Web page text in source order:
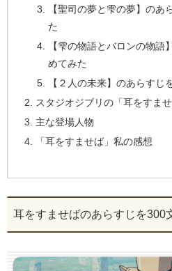
【聖司の夢と雫の夢】のあ
た
【雫の物語とバロンの物語
めてみた
【２人の未来】のあらすじ
スタジオジブリの「耳をすま
主な登場人物
「耳をすませば」私の感想
耳をすませばのあらすじを300